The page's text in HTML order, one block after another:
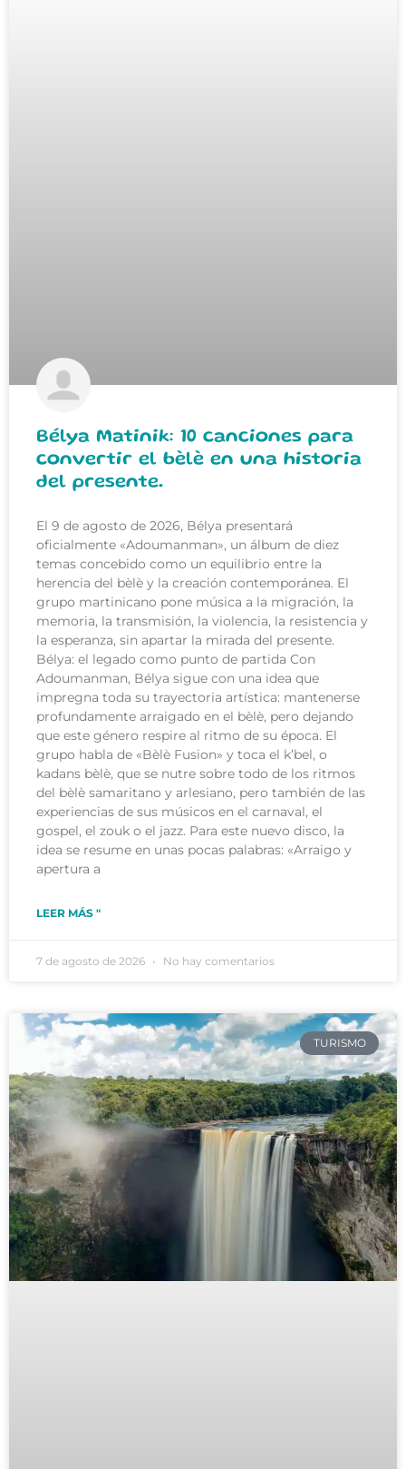
Bélya Matinik: 10 canciones para
convertir el bèlè en una historia
del presente.
El 9 de agosto de 2026, Bélya presentará
oficialmente «Adoumanman», un álbum de diez
temas concebido como un equilibrio entre la
herencia del bèlè y la creación contemporánea. El
grupo martinicano pone música a la migración, la
memoria, la transmisión, la violencia, la resistencia y
la esperanza, sin apartar la mirada del presente.
Bélya: el legado como punto de partida Con
Adoumanman, Bélya sigue con una idea que
impregna toda su trayectoria artística: mantenerse
profundamente arraigado en el bèlè, pero dejando
que este género respire al ritmo de su época. El
grupo habla de «Bèlè Fusion» y toca el k’bel, o
kadans bèlè, que se nutre sobre todo de los ritmos
del bèlè samaritano y arlesiano, pero también de las
experiencias de sus músicos en el carnaval, el
gospel, el zouk o el jazz. Para este nuevo disco, la
idea se resume en unas pocas palabras: «Arraigo y
apertura a
LEER MÁS "
7 de agosto de 2026 No hay comentarios
TURISMO